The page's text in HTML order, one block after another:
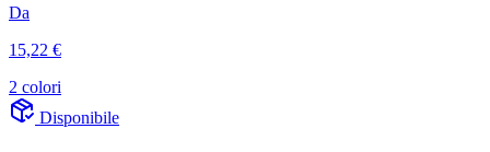
Da
15,22 €
2 colori
Disponibile